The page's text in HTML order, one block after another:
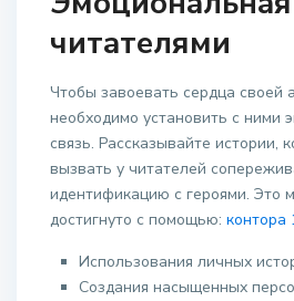
читателями
Чтобы завоевать сердца своей
необходимо установить с ними
связь. Рассказывайте истории,
вызвать у читателей
идентификацию с героями. Это
достигнуто с помощью: контора
Использования личных
Создания насыщенных